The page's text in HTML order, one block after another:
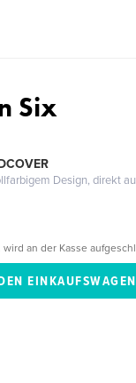
Six
Design, direkt
wird an der Kasse